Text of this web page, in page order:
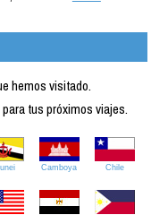
hemos visitado.
tus próximos viajes.
Camboya Chile